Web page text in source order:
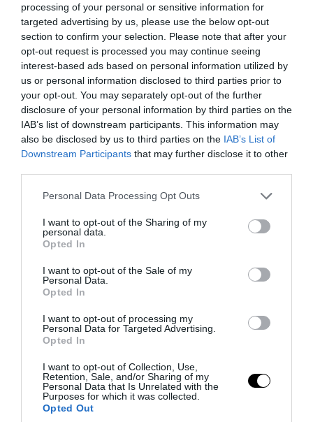
processing of your personal or sensitive information for
targeted advertising by us, please use the below opt-out
section to confirm your selection. Please note that after your
opt-out request is processed you may continue seeing
interest-based ads based on personal information utilized by
us or personal information disclosed to third parties prior to
your opt-out. You may separately opt-out of the further
disclosure of your personal information by third parties on the
IAB’s list of downstream participants. This information may
also be disclosed by us to third parties on the IAB’s List of
Downstream Participants that may further disclose it to other
Please note that this website/app uses one or more Google
not limited to your visit or usage behaviour. You may click to
grant or deny consent to Google and its third-party tags to
use your data for below specified purposes in below Google
consent section.
Personal Data Processing Opt Outs
I want to opt-out of the Sharing of my
personal data.
Opted In
I want to opt-out of the Sale of my
Personal Data.
Opted In
I want to opt-out of processing my
Personal Data for Targeted Advertising.
Opted In
I want to opt-out of Collection, Use,
Retention, Sale, and/or Sharing of my
Personal Data that Is Unrelated with the
Purposes for which it was collected.
Opted Out
PRONEWS.GR /ΜΜΕ
«Οι εντελώς αθώοι»: Η ανάρτηση του
Αρκά για τα ζώα που χάθηκαν στις
πυρκαγιές της Αττικής (φωτο)
PRONEWS.GR /ΜΜΕ
Η ανακοίνωση του Πανελλήνιου